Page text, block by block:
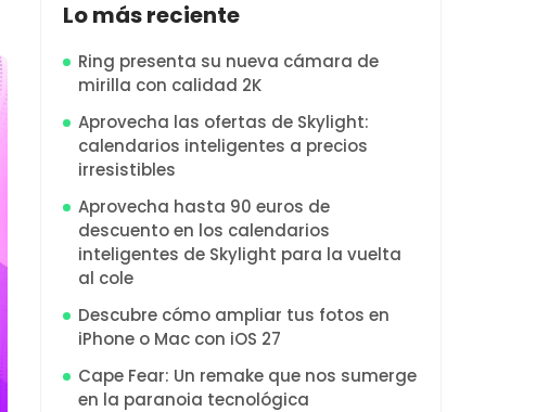
Lo más reciente
Ring presenta su nueva cámara de
mirilla con calidad 2K
Aprovecha las ofertas de Skylight:
calendarios inteligentes a precios
irresistibles
Aprovecha hasta 90 euros de
descuento en los calendarios
inteligentes de Skylight para la vuelta
al cole
Descubre cómo ampliar tus fotos en
iPhone o Mac con iOS 27
Cape Fear: Un remake que nos sumerge
en la paranoia tecnológica